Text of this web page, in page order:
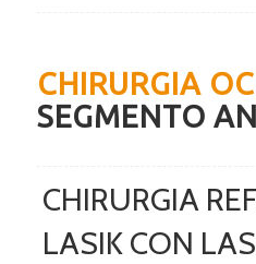
CHIRURGIA
SEGMENTO
CHIRURGIA
LASIK CON